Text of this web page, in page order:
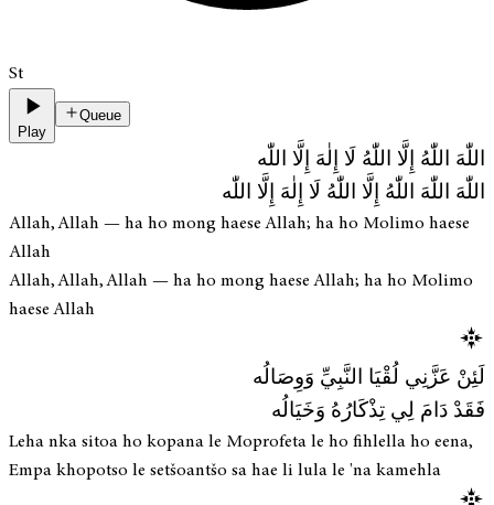
St
Play
Queue
اللّٰهَ اللّٰهُ إِلَّا اللّٰهُ لَا إِلٰهَ إِلَّا اللّٰه
اللّٰهَ اللّٰهَ اللّٰهُ إِلَّا اللّٰهُ لَا إِلٰهَ إِلَّا اللّٰه
Allah, Allah — ha ho mong haese Allah; ha ho Molimo haese
Allah
Allah, Allah, Allah — ha ho mong haese Allah; ha ho Molimo
haese Allah
لَئِنْ عَزَّنِي لُقْيَا النَّبِيِّ وَوِصَالُه
فَقَدْ دَامَ لِي تِذْكَارُهُ وَخَيَالُه
Leha nka sitoa ho kopana le Moprofeta le ho fihlella ho eena,
Empa khopotso le setšoantšo sa hae li lula le 'na kamehla